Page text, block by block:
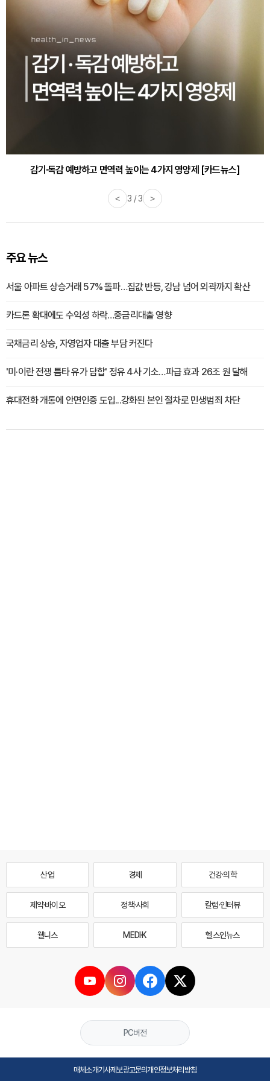
감기·독감 예방하고 면역력 높이는 4가지 영양제 [카드뉴스]
< 3 / 3 >
주요 뉴스
서울 아파트 상승거래 57% 돌파…집값 반등, 강남 넘어 외곽까지 확산
카드론 확대에도 수익성 하락…중금리대출 영향
국채금리 상승, 자영업자 대출 부담 커진다
'미·이란 전쟁 틈타 유가 담합' 정유 4사 기소…파급 효과 26조 원 달해
휴대전화 개통에 안면인증 도입...강화된 본인 절차로 민생범죄 차단
산업 경제 건강·의학
제약·바이오 정책·사회 칼럼·인터뷰
웰니스 MEDI·K 헬스인뉴스
PC버전
매체소개기사제보광고문의개인정보처리방침